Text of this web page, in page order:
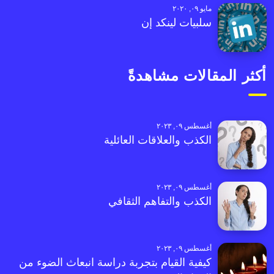
مايو ٠٩, ٢٠٢٠
سلبيات لينكد إن
أكثر المقالات مشاهدةً
أغسطس ٠٩, ٢٠٢٣
الكذب والعلاقات العائلية
أغسطس ٠٩, ٢٠٢٣
الكذب والتفاهم الثقافي
أغسطس ٠٩, ٢٠٢٣
كيفية القيام بتجربة دراسة انبعاث الضوء من